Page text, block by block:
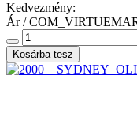
Kedvezmény:
Ár /